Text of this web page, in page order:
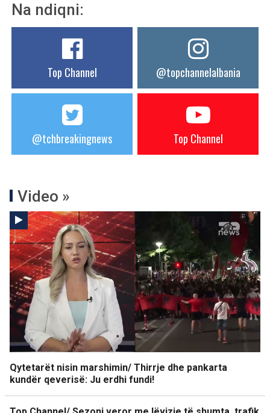
Na ndiqni:
Top Channel @topchannelalbania
@tchbreakingnews Top Channel
Video »
Qytetarët nisin marshimin/ Thirrje dhe pankarta
kundër qeverisë: Ju erdhi fundi!